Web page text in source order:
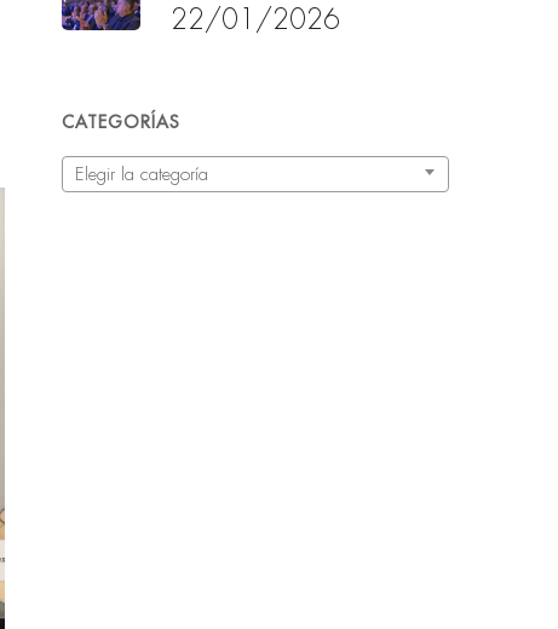
22/01/2026
CATEGORÍAS
Categorías
Elegir la categoría